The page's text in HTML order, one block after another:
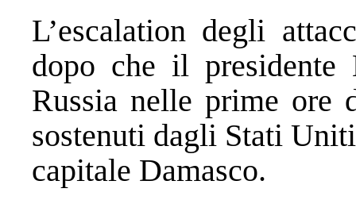
L’escalation degli
dopo che il
Russia nelle prime ore
sostenuti dagli Stati
capitale Damasco.